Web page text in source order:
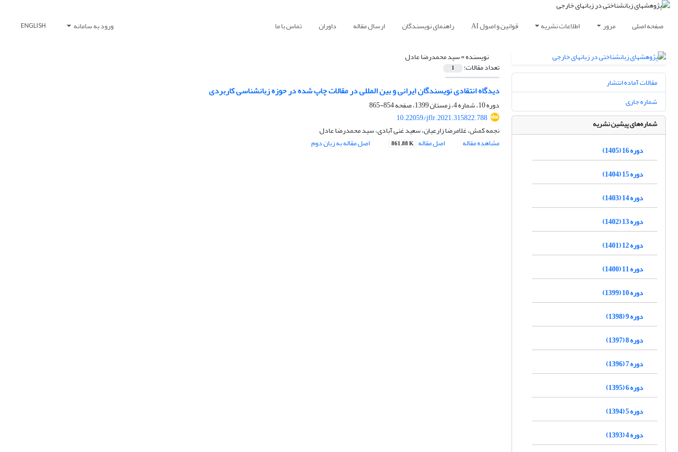
صفحه اصلی مرور اطلاعات نشریه قوانین و اصول AI راهنمای نویسندگان ارسال مقاله داوران تماس با ما ورود به سامانه ENGLISH
نویسنده =سید محمدرضا عادل
تعداد مقالات: 1
دیدگاه انتقادی نویسندگان ایرانی و بین المللی در مقالات چاپ شده در حوزه زبانشناسی کاربردی
دوره 10، شماره 4، زمستان 1399، صفحه
854-865
10.22059/jflr.2021.315822.788
نجمه کمش، غلامرضا زارعیان، سعید غنی آبادی، سید محمدرضا عادل
مشاهده مقاله
اصل مقاله 861.88 K اصل مقاله به زبان دوم
مقالات آماده انتشار
شماره جاری
شماره‌های پیشین نشریه
دوره 16 (1405)
دوره 15 (1404)
دوره 14 (1403)
دوره 13 (1402)
دوره 12 (1401)
دوره 11 (1400)
دوره 10 (1399)
دوره 9 (1398)
دوره 8 (1397)
دوره 7 (1396)
دوره 6 (1395)
دوره 5 (1394)
دوره 4 (1393)